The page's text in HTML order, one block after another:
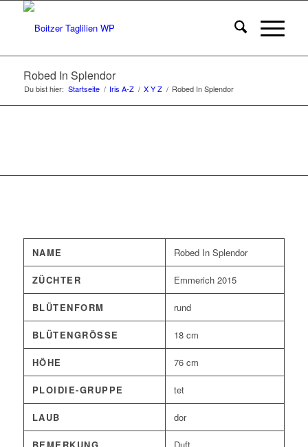
Robed In Splendor
Du bist hier: Startseite / Iris A-Z / X Y Z / Robed In Splendor
NAME Robed In Splendor
ZÜCHTER Emmerich 2015
BLÜTENFORM rund
BLÜTENGRÖSSE 18 cm
HÖHE 76 cm
PLOIDIE-GRUPPE tet
LAUB dor